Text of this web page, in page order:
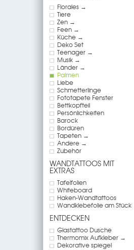
Florales →
Tiere
Zen →
Feen →
Küche →
Deko Set
Teenager →
Musik →
Länder →
Palmen
Liebe
Schmetterlinge
Fototapete Fenster
Bettkopfteil
Persönlichkeiten
Barock
Bordüren
Tapeten →
Andere →
Zubehör
WANDTATTOOS MIT
EXTRAS
Tafelfolien
Whiteboard
Haken-Wandtattoos
Wandklebefolie am Stück
ENTDECKEN
Glastattoo Dusche
Thermomix Aufkleber →
Dekorative spiegel